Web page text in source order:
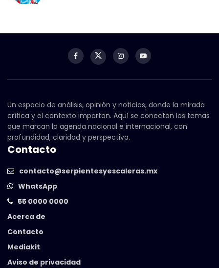
Un espacio de análisis, opinión y noticias, donde la mirada
crítica y el contexto importan. Aquí se conectan los temas
que marcan la agenda nacional e internacional, con
profundidad, claridad y perspectiva.
Contacto
contacto@serpientesyescaleras.mx
WhatsApp
55 0000 0000
Acerca de
Contacto
Mediakit
Aviso de privacidad